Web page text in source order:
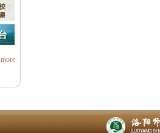
more